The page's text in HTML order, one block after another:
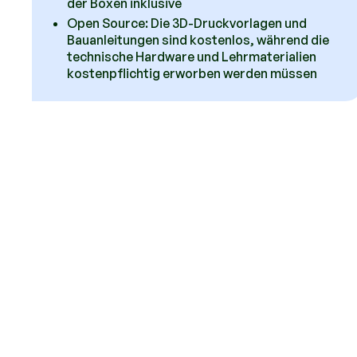
Open Source: Die 3D-Druckvorlagen und
Bauanleitungen sind kostenlos, während die
technische Hardware und Lehrmaterialien
kostenpflichtig erworben werden müssen